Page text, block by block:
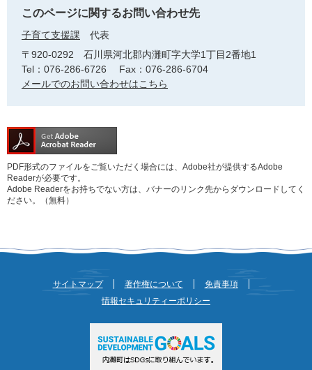
このページに関するお問い合わせ先
子育て支援課
代表
〒920-0292
石川県河北郡内灘町字大学1丁目2番地1
Tel：076-286-6726
Fax：076-286-6704
メールでのお問い合わせはこちら
PDF形式のファイルをご覧いただく場合には、Adobe社が提供するAdobe
Readerが必要です。
Adobe Readerをお持ちでない方は、バナーのリンク先からダウンロードしてく
ださい。（無料）
サイトマップ 著作権について
免責事項
情報セキュリティーポリシー